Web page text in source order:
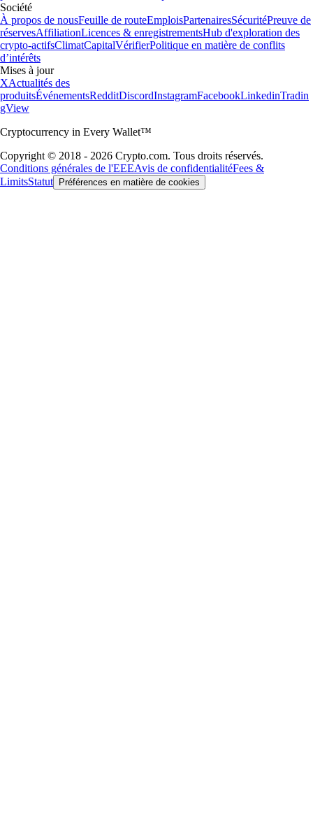
Société
À propos de nousFeuille de routeEmploisPartenairesSécuritéPreuve de
réservesAffiliationLicences & enregistrementsHub d'exploration des
crypto-actifsClimatCapitalVérifierPolitique en matière de conflits
d’intérêts
Mises à jour
XActualités des
produitsÉvénementsRedditDiscordInstagramFacebookLinkedinTradin
gView
Cryptocurrency in Every Wallet™
Copyright © 2018 - 2026 Crypto.com. Tous droits réservés.
Conditions générales de l'EEEAvis de confidentialitéFees &
LimitsStatut Préférences en matière de cookies